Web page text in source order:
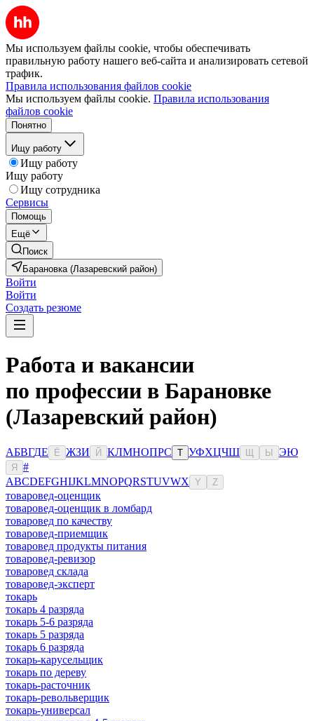
Мы используем файлы cookie, чтобы обеспечивать
правильную работу нашего веб-сайта и анализировать сетевой
трафик.
Правила использования файлов cookie
Мы используем файлы cookie. Правила использования
файлов cookie
Понятно
Ищу работу
Ищу работу
Ищу работу
Ищу сотрудника
Сервисы
Помощь
Ещё
Поиск
Барановка (Лазаревский район)
Войти
Войти
Создать резюме
Работа и вакансии
по профессии в Барановке
(Лазаревский район)
АБВГДЕ Ё ЖЗИ Й КЛМНОПРС Т УФХЦЧШ Ы ЭЮ
Я
#
ABCDEFGHIJKLMNOPQRSTUVWX Y Z
товаровед-оценщик
товаровед-оценщик в ломбард
товаровед по качеству
товаровед-приемщик
товаровед продукты питания
товаровед-ревизор
товаровед склада
товаровед-эксперт
токарь
токарь 4 разряда
токарь 5-6 разряда
токарь 5 разряда
токарь 6 разряда
токарь-карусельщик
токарь по дереву
токарь-расточник
токарь-револьверщик
токарь-универсал